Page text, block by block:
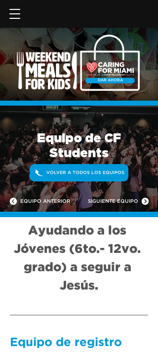
DAR AHORA
Equipo de CF
Students
VOLVER A TODOS LOS EQUIPOS
EQUIPO ANTERIOR SIGUIENTE EQUIPO
Ayudando a los
Jóvenes (6to.- 12vo.
grado) a seguir a
Jesús.
Equipo de registro